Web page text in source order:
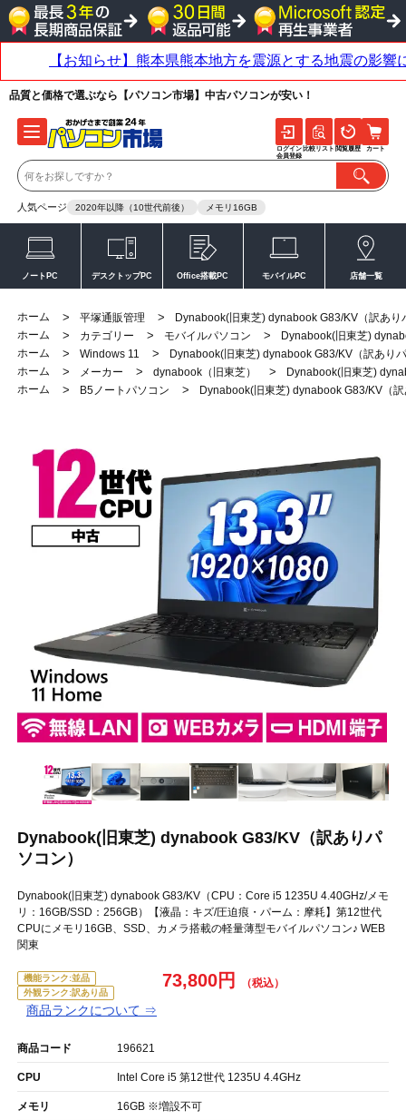
品質と価格で選ぶなら【パソコン市場】中古パソコンが安い！
人気ページ 2020年以降（10世代前後） メモリ16GB
ログイン
会員登録
比較リスト 閲覧履歴 カート
ノートPC デスクトップPC Office搭載PC モバイルPC 店舗一覧
ホーム > 平塚通販管理 >
Dynabook(旧東芝) dynabook G83/KV（訳あり
ホーム
> カテゴリー > モバイルパソコン >
Dynabook(旧東芝)
ホーム
> Windows 11 >
Dynabook(旧東芝) dynabook G83/KV（訳あり
ホーム
> メーカー > dynabook（旧東芝） >
Dynabook(旧東芝)
ホーム
> B5ノートパソコン > Dynabook(旧東芝) dynabook G83/KV（
Dynabook(旧東芝) dynabook G83/KV（訳ありパ
ソコン）
Dynabook(旧東芝) dynabook G83/KV（CPU：Core i5 1235U 4.40GHz/メモ
リ：16GB/SSD：256GB）【液晶：キズ/圧迫痕・パーム：摩耗】第12世代
CPUにメモリ16GB、SSD、カメラ搭載の軽量薄型モバイルパソコン♪ WEB
関東
機能ランク:並品
外観ランク:訳あり品
商品ランクについて ⇒
73,800円
商品コード 196621
CPU Intel Core i5 第12世代 1235U 4.4GHz
メモリ 16GB ※増設不可